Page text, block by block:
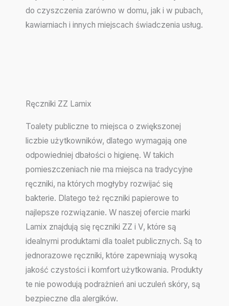
do czyszczenia zarówno w domu, jak i w pubach,
kawiarniach i innych miejscach świadczenia usług.
Ręczniki ZZ Lamix
Toalety publiczne to miejsca o zwiększonej
liczbie użytkowników, dlatego wymagają one
odpowiedniej dbałości o higienę. W takich
pomieszczeniach nie ma miejsca na tradycyjne
ręczniki, na których mogłyby rozwijać się
bakterie. Dlatego też ręczniki papierowe to
najlepsze rozwiązanie. W naszej ofercie marki
Lamix znajdują się ręczniki ZZ i V, które są
idealnymi produktami dla toalet publicznych. Są to
jednorazowe ręczniki, które zapewniają wysoką
jakość czystości i komfort użytkowania. Produkty
te nie powodują podrażnień ani uczuleń skóry, są
bezpieczne dla alergików.